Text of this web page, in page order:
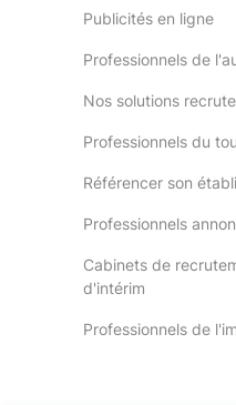
Publicités en ligne
Professionnels de
Nos solutions
Professionnels du
Référencer son
Professionnels
Cabinets de
d'intérim
Professionnels de